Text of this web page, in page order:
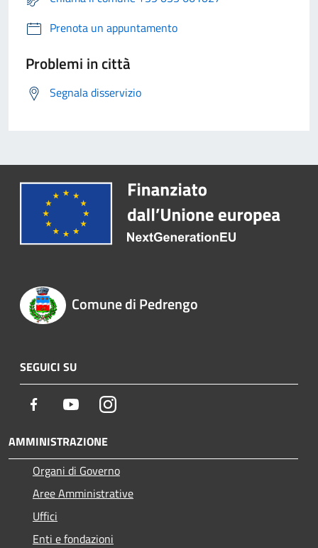
Prenota un appuntamento
Problemi in città
Segnala disservizio
Comune di Pedrengo
SEGUICI SU
Facebook YoutubeInstagram
AMMINISTRAZIONE
Organi di Governo
Aree Amministrative
Uffici
Enti e fondazioni